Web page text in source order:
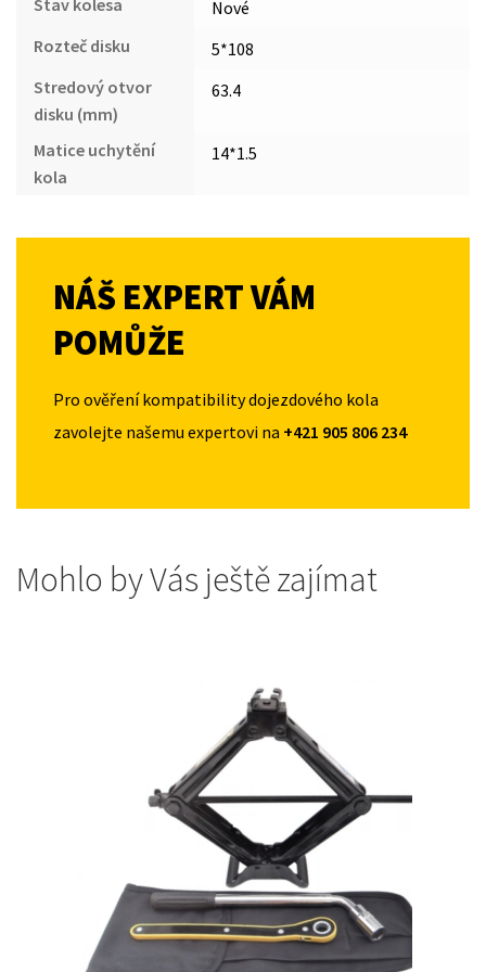
Nové
Rozteč disku
5*108
Stredový otvor
disku (mm)
63.4
Matice uchytění
kola
14*1.5
NÁŠ EXPERT VÁM
POMŮŽE
Pro ověření kompatibility dojezdového kola
zavolejte našemu expertovi na +421 905 806 234
Mohlo by Vás ještě zajímat